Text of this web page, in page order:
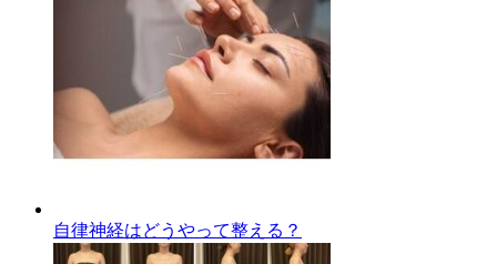
自律神経はどうやって整える？